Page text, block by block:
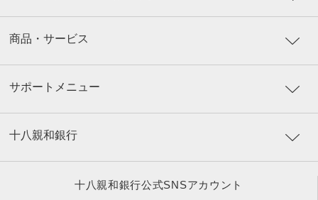
商品・サービス
サポートメニュー
十八親和銀行
十八親和銀行公式SNSアカウント